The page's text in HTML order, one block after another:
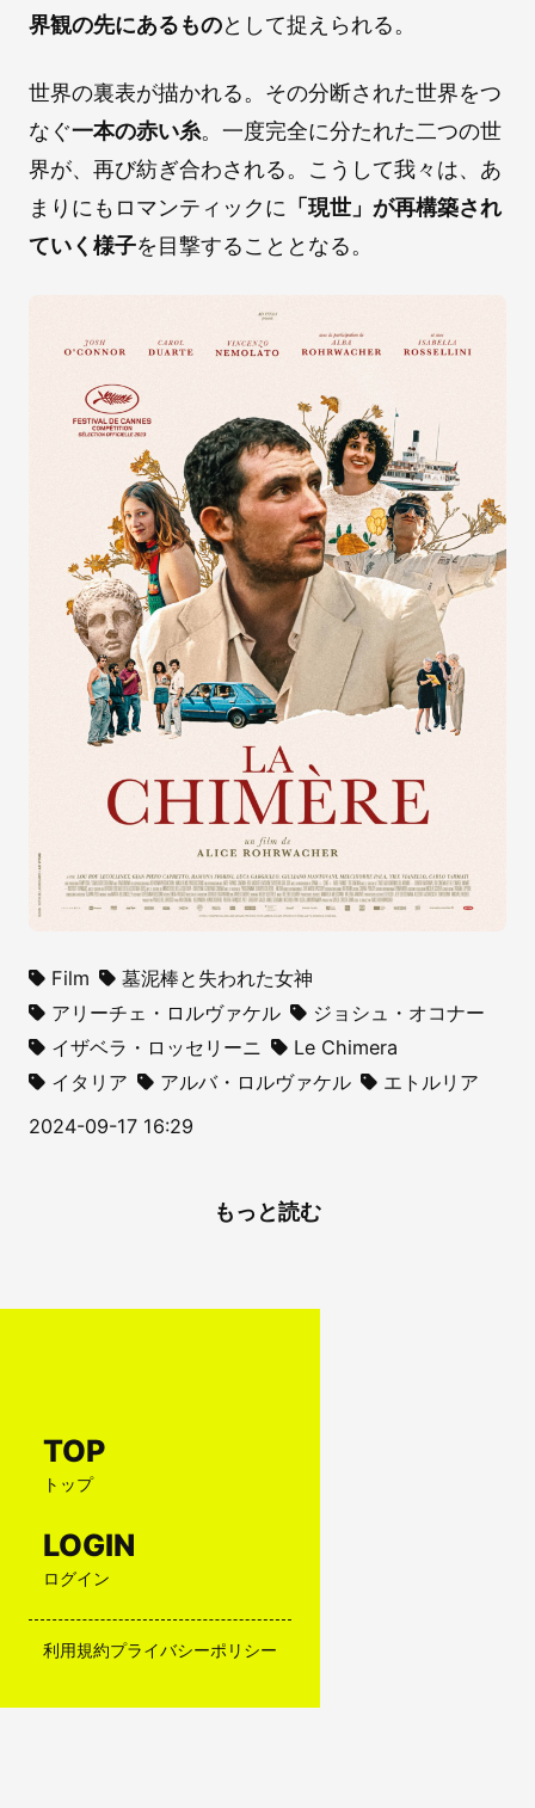
界観の先にあるものとして捉えられる。
世界の裏表が描かれる。その分断された世界をつ
なぐ一本の赤い糸。一度完全に分たれた二つの世
界が、再び紡ぎ合わされる。こうして我々は、あ
まりにもロマンティックに 「現世」が再構築され
ていく様子を目撃することとなる。
Film
墓泥棒と失われた女神
アリーチェ・ロルヴァケル
ジョシュ・オコナー
イザベラ・ロッセリーニ
Le Chimera
イタリア
アルバ・ロルヴァケル
エトルリア
2024-09-17 16:29
もっと読む
TOP
トップ
LOGIN
ログイン
利用規約プライバシーポリシー